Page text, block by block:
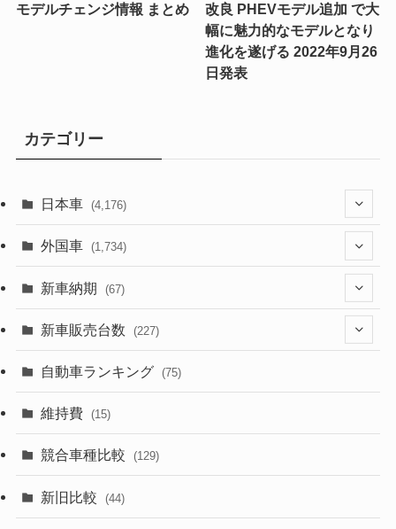
モデルチェンジ情報 まとめ
改良 PHEVモデル追加 で大
幅に魅力的なモデルとなり
進化を遂げる 2022年9月26
日発表
カテゴリー
日本車 (4,176)
(1,322)
(330)
(357)
(328)
外国車 (1,734)
(242)
(85)
(84)
新車納期 (67)
(28)
(8)
(3)
(3)
新車販売台数 (227)
(21)
(5)
自動車ランキング (75)
維持費 (15)
競合車種比較 (129)
新旧比較 (44)